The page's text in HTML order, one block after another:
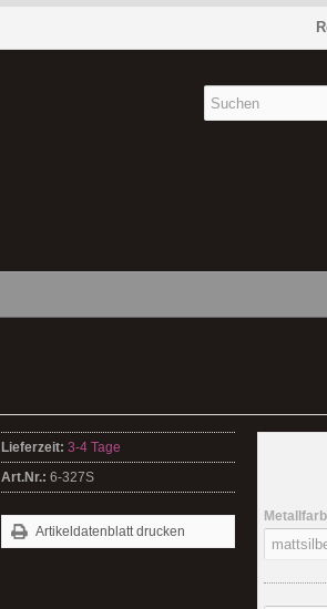
Lieferzeit: 3-4 Tage
Art.Nr.: 6-327S
Artikeldatenblatt drucken